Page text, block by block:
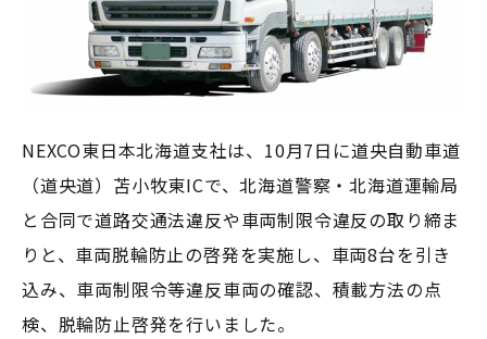
NEXCO東日本北海道支社は、10月7日に道央自動車道
（道央道）苫小牧東ICで、北海道警察・北海道運輸局
と合同で道路交通法違反や車両制限令違反の取り締ま
りと、車両脱輪防止の啓発を実施し、車両8台を引き
込み、車両制限令等違反車両の確認、積載方法の点
検、脱輪防止啓発を行いました。